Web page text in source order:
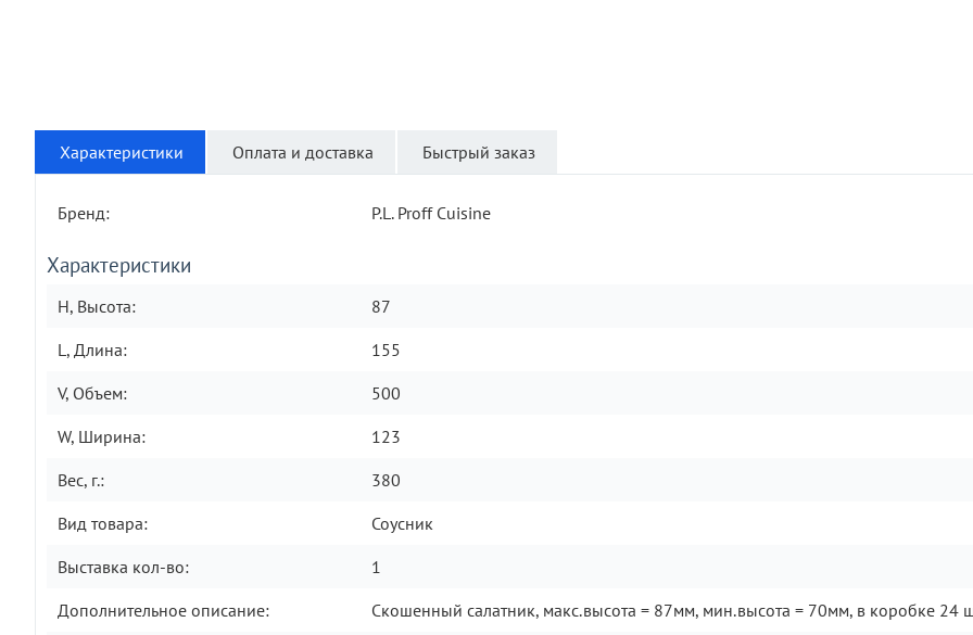
Характеристики Оплата и доставка Быстрый заказ
Бренд: P.L. Proff Cuisine
Характеристики
H, Высота:
87
L, Длина:
155
V, Объем:
500
W, Ширина:
123
Вес, г.:
380
Вид товара:
Соусник
Выставка кол-во:
1
Дополнительное описание:
Скошенный салатник, макс.высота = 87мм, мин.высота = 70мм, в коробке 24